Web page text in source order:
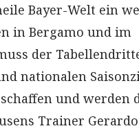
Bayer-Welt ein
in Bergamo und im
der
nationalen
und werden
Trainer Gerardo